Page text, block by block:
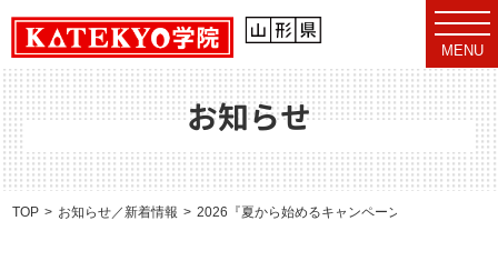
t
o
g
g
l
e
n
v
i
g
MENU
お知らせ
TOP お知らせ／新着情報 2026『夏から始めるキャンペーン』受付開始！